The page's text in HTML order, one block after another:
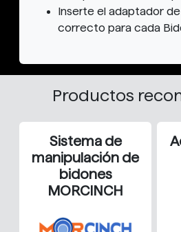
Inserte el adaptador
correcto para cada
Productos
Sistema de
manipulación de
bidones
MORCINCH